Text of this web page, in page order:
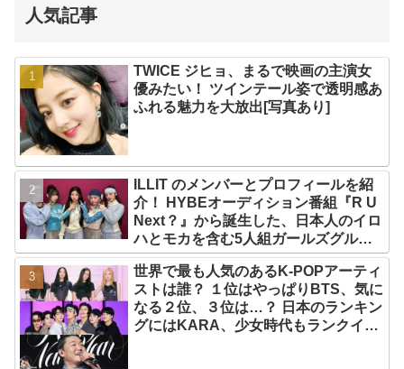
人気記事
TWICE ジヒョ、まるで映画の主演女
優みたい！ ツインテール姿で透明感あ
ふれる魅力を大放出[写真あり]
ILLIT のメンバーとプロフィールを紹
介！ HYBEオーディション番組『R U
Next？』から誕生した、日本人のイロ
ハとモカを含む5人組ガールズグルー
プ！ デビュー曲「Magnetic」がいき
なりの大ヒット
世界で最も人気のあるK-POPアーティ
ストは誰？ １位はやっぱりBTS、気に
なる２位、３位は…？ 日本のランキン
グにはKARA、少女時代もランクイ